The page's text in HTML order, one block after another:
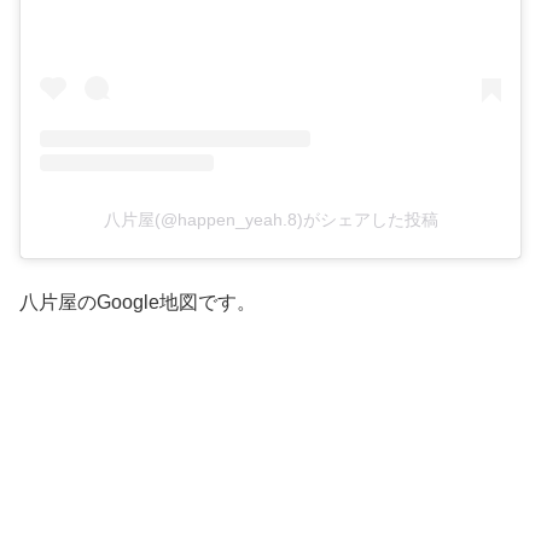
八片屋(@happen_yeah.8)がシェアした投稿
八片屋のGoogle地図です。